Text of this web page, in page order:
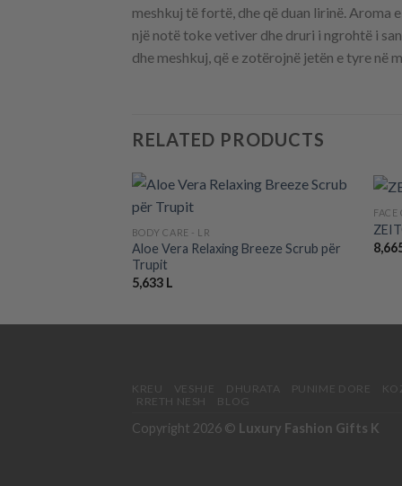
meshkuj të fortë, dhe që duan lirinë. Aroma
një notë toke vetiver dhe druri i ngrohtë i
dhe meshkuj, që e zotërojnë jetën e tyre në
RELATED PRODUCTS
Add to wishlist
+
BODY CARE - LR
Aloe Vera Relaxing Breeze Scrub për
Trupit
5,633 L
FACE
KREU VESHJE DHURATA PUNIME DORE
RRETH NESH
BLOG
Copyright 2026 © Luxury Fashion Gifts K